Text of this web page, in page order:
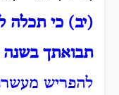
(יב) כי
תבואתך בשנה
להפריש